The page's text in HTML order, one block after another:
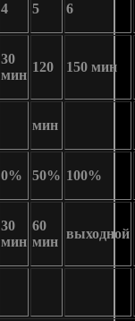
4 5 6
30
мин
120 150 мин
мин
0% 50% 100%
30
мин
60
мин
выходной